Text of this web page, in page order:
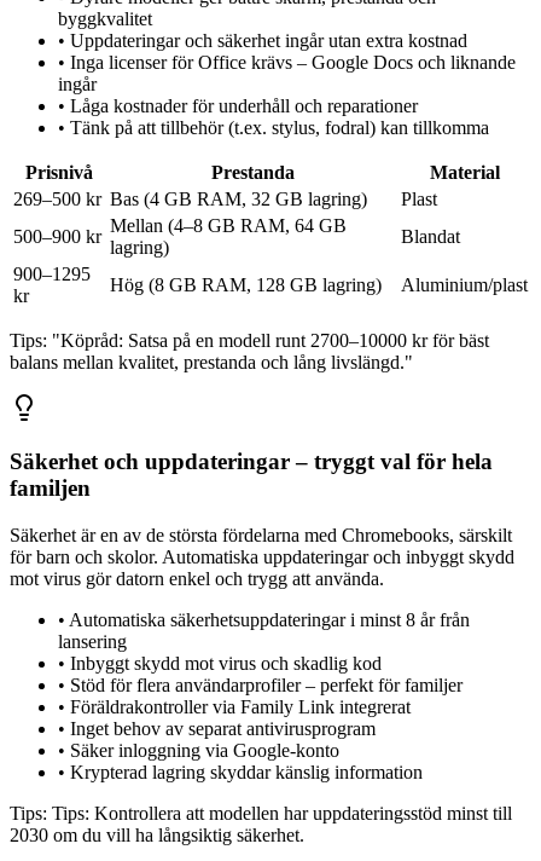
byggkvalitet
• Uppdateringar och säkerhet ingår utan extra kostnad
• Inga licenser för Office krävs – Google Docs och liknande
ingår
• Låga kostnader för underhåll och reparationer
• Tänk på att tillbehör (t.ex. stylus, fodral) kan tillkomma
Prisnivå Prestanda
Material
269–500 kr Bas (4 GB RAM, 32 GB lagring)
Plast
500–900 kr
Mellan (4–8 GB RAM, 64 GB
lagring)
Blandat
900–1295
kr
Hög (8 GB RAM, 128 GB lagring) Aluminium/plast
Tips: "Köpråd: Satsa på en modell runt 2700–10000 kr för bäst
balans mellan kvalitet, prestanda och lång livslängd."
Säkerhet och uppdateringar – tryggt val för hela
familjen
Säkerhet är en av de största fördelarna med Chromebooks, särskilt
för barn och skolor. Automatiska uppdateringar och inbyggt skydd
mot virus gör datorn enkel och trygg att använda.
• Automatiska säkerhetsuppdateringar i minst 8 år från
lansering
• Inbyggt skydd mot virus och skadlig kod
• Stöd för flera användarprofiler – perfekt för familjer
• Föräldrakontroller via Family Link integrerat
• Inget behov av separat antivirusprogram
• Säker inloggning via Google-konto
• Krypterad lagring skyddar känslig information
Tips: Tips: Kontrollera att modellen har uppdateringsstöd minst till
2030 om du vill ha långsiktig säkerhet.